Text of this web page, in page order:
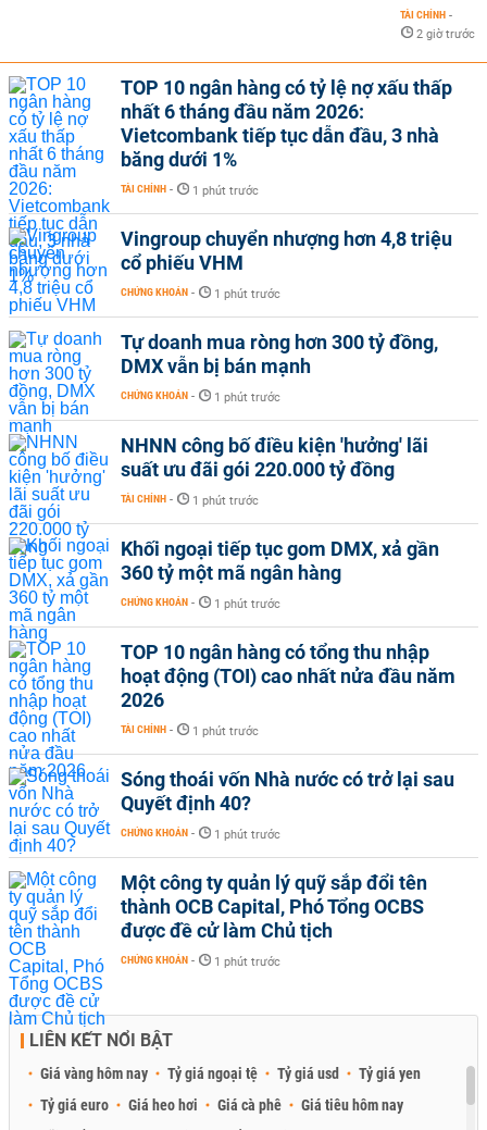
TÀI CHÍNH -
2 giờ trước
TOP 10 ngân hàng có tỷ lệ nợ xấu thấp
nhất 6 tháng đầu năm 2026:
Vietcombank tiếp tục dẫn đầu, 3 nhà
băng dưới 1%
TÀI CHÍNH - 1 phút trước
Vingroup chuyển nhượng hơn 4,8 triệu
cổ phiếu VHM
CHỨNG KHOÁN - 1 phút trước
Tự doanh mua ròng hơn 300 tỷ đồng,
DMX vẫn bị bán mạnh
CHỨNG KHOÁN - 1 phút trước
NHNN công bố điều kiện 'hưởng' lãi
suất ưu đãi gói 220.000 tỷ đồng
TÀI CHÍNH - 1 phút trước
Khối ngoại tiếp tục gom DMX, xả gần
360 tỷ một mã ngân hàng
CHỨNG KHOÁN - 1 phút trước
TOP 10 ngân hàng có tổng thu nhập
hoạt động (TOI) cao nhất nửa đầu năm
2026
TÀI CHÍNH - 1 phút trước
Sóng thoái vốn Nhà nước có trở lại sau
Quyết định 40?
CHỨNG KHOÁN - 1 phút trước
Một công ty quản lý quỹ sắp đổi tên
thành OCB Capital, Phó Tổng OCBS
được đề cử làm Chủ tịch
CHỨNG KHOÁN - 1 phút trước
LIÊN KẾT NỔI BẬT
Giá vàng hôm nay Tỷ giá ngoại tệ Tỷ giá usd
Tỷ giá yen
Tỷ giá euro
Giá heo hơi Giá cà phê
Giá tiêu hôm nay